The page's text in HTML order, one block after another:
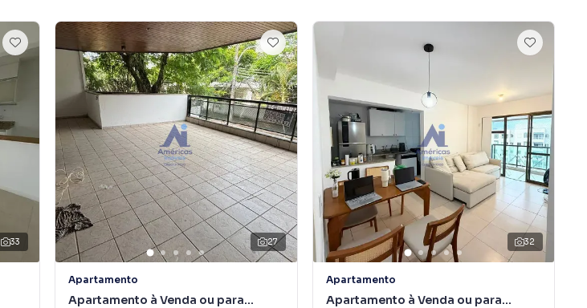
33 27
Apartamento
Apartamento à Venda ou para
32
Apartamento
Apartamento à Venda ou para